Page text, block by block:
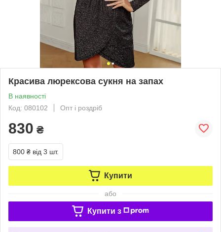
Красива люрексова сукня на запах
В наявності
Код: 080102
Опт і роздріб
830 ₴
800 ₴ від 3 шт.
Купити
або
Купити з